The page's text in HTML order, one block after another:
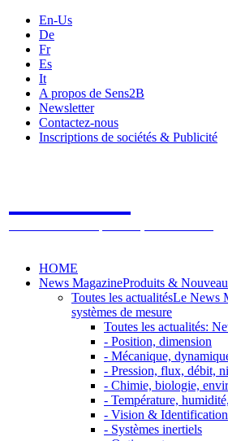
En-Us
De
Fr
Es
It
A propos de Sens2B
Newsletter
Contactez-nous
Inscriptions de sociétés & Publicité
HOME
News MagazineProduits &
Toutes les actualitésLe News
systèmes de mesure
Toutes les actualités:
- Position, dimension
- Mécanique,
- Pression, flux, débit,
- Chimie, biologie,
- Température,
- Vision & Identification
- Systèmes inertiels